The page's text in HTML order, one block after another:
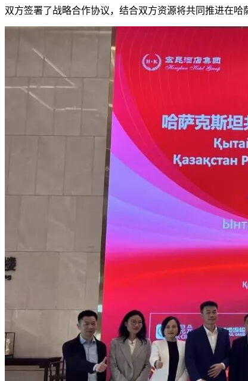
双方签署了战略合作协议，结合双方资源将共同推进在